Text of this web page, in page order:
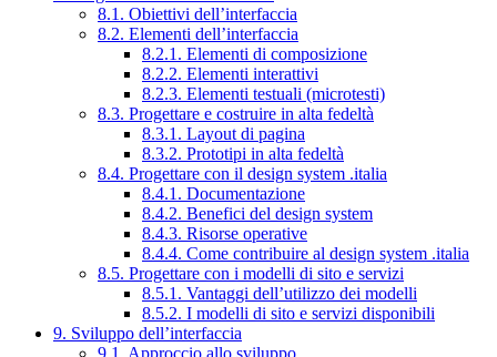
8.1. Obiettivi dell’interfaccia
8.2. Elementi dell’interfaccia
8.2.1. Elementi di composizione
8.2.2. Elementi interattivi
8.2.3. Elementi testuali (microtesti)
8.3. Progettare e costruire in alta fedeltà
8.3.1. Layout di pagina
8.3.2. Prototipi in alta fedeltà
8.4. Progettare con il design system .italia
8.4.1. Documentazione
8.4.2. Benefici del design system
8.4.3. Risorse operative
8.4.4. Come contribuire al design system .italia
8.5. Progettare con i modelli di sito e servizi
8.5.1. Vantaggi dell’utilizzo dei modelli
8.5.2. I modelli di sito e servizi disponibili
9. Sviluppo dell’interfaccia
9.1. Approccio allo sviluppo